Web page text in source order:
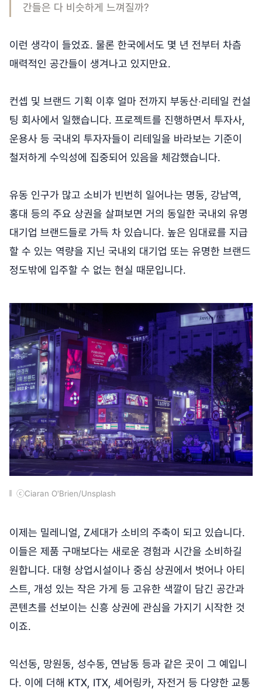
간들은 다 비슷하게 느껴질까?
이런 생각이 들었죠. 물론 한국에서도 몇 년 전부터 차츰
매력적인 공간들이 생겨나고 있지만요.
컨셉 및 브랜드 기획 이후 얼마 전까지 부동산‧리테일 컨설
팅 회사에서 일했습니다. 프로젝트를 진행하면서 투자사,
운용사 등 국내외 투자자들이 리테일을 바라보는 기준이
철저하게 수익성에 집중되어 있음을 체감했습니다.
유동 인구가 많고 소비가 빈번히 일어나는 명동, 강남역,
홍대 등의 주요 상권을 살펴보면 거의 동일한 국내외 유명
대기업 브랜드들로 가득 차 있습니다. 높은 임대료를 지급
할 수 있는 역량을 지닌 국내외 대기업 또는 유명한 브랜드
정도밖에 입주할 수 없는 현실 때문입니다.
ⓒCiaran O'Brien/Unsplash
이제는 밀레니얼, Z세대가 소비의 주축이 되고 있습니다.
이들은 제품 구매보다는 새로운 경험과 시간을 소비하길
원합니다. 대형 상업시설이나 중심 상권에서 벗어나 아티
스트, 개성 있는 작은 가게 등 고유한 색깔이 담긴 공간과
콘텐츠를 선보이는 신흥 상권에 관심을 가지기 시작한 것
이죠.
익선동, 망원동, 성수동, 연남동 등과 같은 곳이 그 예입니
다. 이에 더해 KTX, ITX, 셰어링카, 자전거 등 다양한 교통